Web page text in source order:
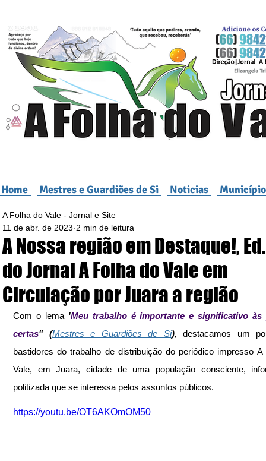
Home Mestres e Guardiões de Si Noticias
A Nossa região em Destaque!,
do Jornal A Folha do Vale em
Circulação por Juara a região
A Folha do Vale - Jornal e Site
11 de abr. de 2023 2 min de leitura
Com o lema 'Meu trabalho é importante e significativo às
certas" (Mestres e Guardiões de Si), destacamos um
bastidores do trabalho de distribuição do periódico impresso A
Vale, em Juara, cidade de uma população consciente,
politizada que se interessa pelos assuntos públicos.
https://youtu.be/OT6AKOmOM50